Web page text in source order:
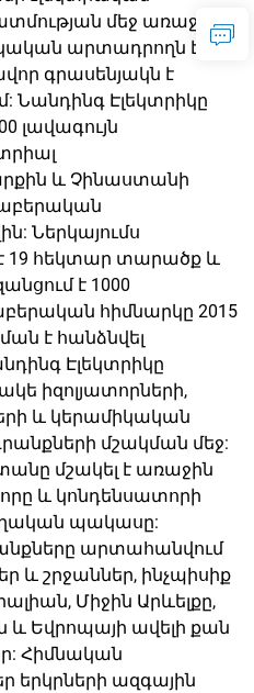
մեջ առաջին
արտադրողն է: Այն
գրասենյակն է
Նանդինգ Էլեկտրիկը
լավագույն
և Չինաստանի
Ներկայումս
19 հեկտար տարածք և
է 1000
հիմնարկը 2015
է հանձնվել
Էլեկտրիկը
իզոլյատորների,
և կերամիկական
մշակման մեջ:
մշակել է առաջին
և կոնդենսատորի
պակասը:
արտահանվում
և շրջաններ, ինչպիսիք
Միջին Արևելքը,
Եվրոպայի ավելի քան
Հիմնական
երկրների ազգային